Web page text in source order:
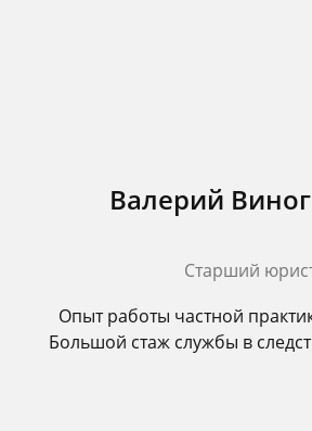
Валерий
Старший
Опыт работы частной
Большой стаж службы в